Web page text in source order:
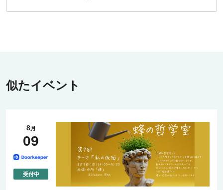
似たイベント
8月
09